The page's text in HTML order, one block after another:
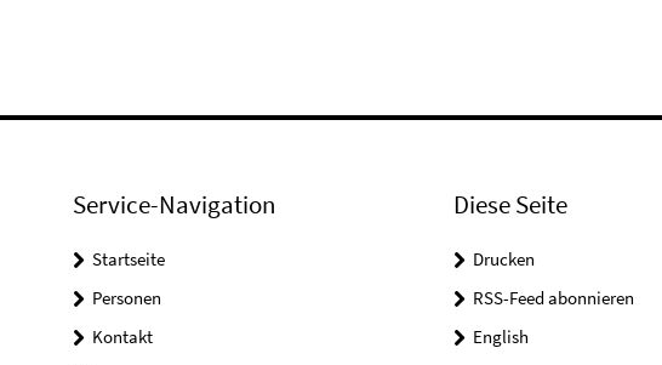
Service-Navigation
Startseite
Personen
Kontakt
Diese Seite
Drucken
RSS-Feed abonnieren
English